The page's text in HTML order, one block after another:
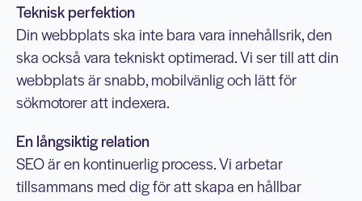
Teknisk perfektion
Din webbplats ska inte bara vara innehållsrik, den
ska också vara tekniskt optimerad. Vi ser till att din
webbplats är snabb, mobilvänlig och lätt för
sökmotorer att indexera.
En långsiktig relation
SEO är en kontinuerlig process. Vi arbetar
tillsammans med dig för att skapa en hållbar